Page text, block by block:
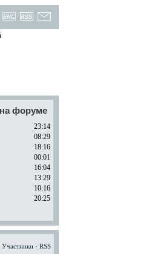
форуме
23:14
08:29
18:16
00:01
16:04
13:29
10:16
20:25
Участники · RSS